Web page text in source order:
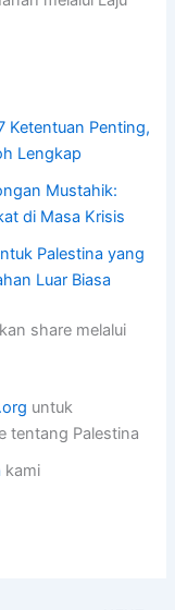
Ketentuan Penting,
Lengkap
Mustahik:
di Masa Krisis
Palestina yang
Luar Biasa
share melalui
untuk
tentang Palestina
kami